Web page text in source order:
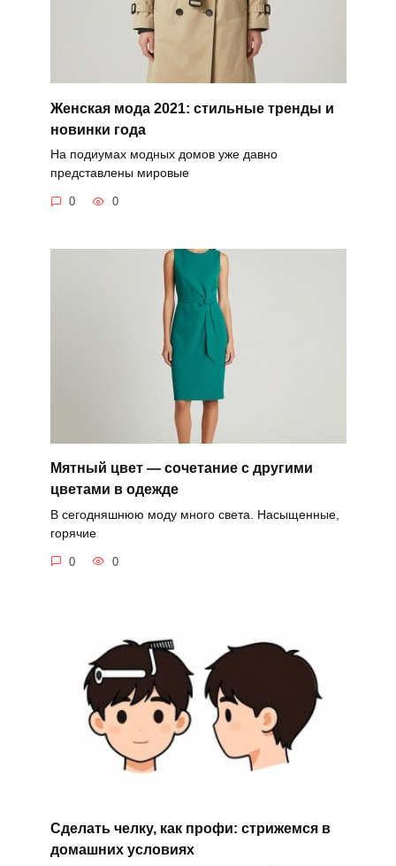
Женская мода 2021: стильные тренды и
новинки года
На подиумах модных домов уже давно
представлены мировые
0 0
Мятный цвет — сочетание с другими
цветами в одежде
В сегодняшнюю моду много света. Насыщенные,
горячие
0 0
Сделать челку, как профи: стрижемся в
домашних условиях